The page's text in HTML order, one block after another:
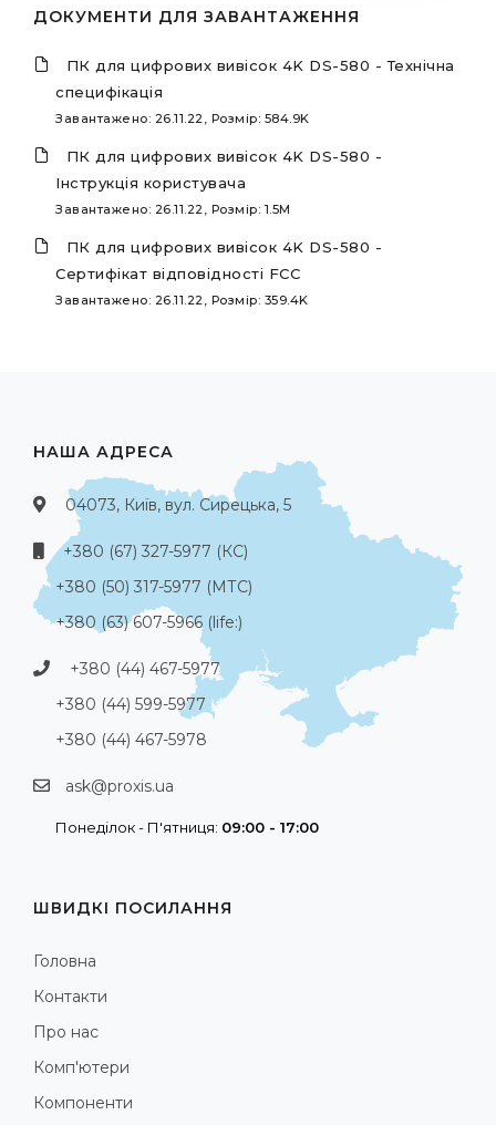
ДОКУМЕНТИ ДЛЯ ЗАВАНТАЖЕННЯ
ПК для цифрових вивісок 4K DS-580 - Технічна
специфікація
Завантажено: 26.11.22, Розмір: 584.9K
ПК для цифрових вивісок 4K DS-580 -
Інструкція користувача
Завантажено: 26.11.22, Розмір: 1.5M
ПК для цифрових вивісок 4K DS-580 -
Сертифікат відповідності FCC
Завантажено: 26.11.22, Розмір: 359.4K
НАША АДРЕСА
04073, Київ, вул. Сирецька, 5
+380 (67) 327-5977 (КС)
+380 (50) 317-5977 (МТС)
+380 (63) 607-5966 (life:)
+380 (44) 467-5977
+380 (44) 599-5977
+380 (44) 467-5978
ask@proxis.ua
Понеділок - П'ятниця: 09:00 - 17:00
ШВИДКІ ПОСИЛАННЯ
Головна
Контакти
Про нас
Комп'ютери
Компоненти